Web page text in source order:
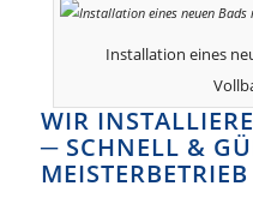
Installation eines
WIR
─ SCHNELL &
MEISTERBETRIEB